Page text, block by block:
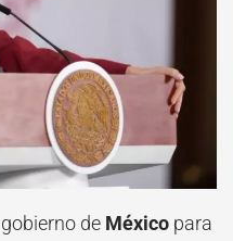
de México para